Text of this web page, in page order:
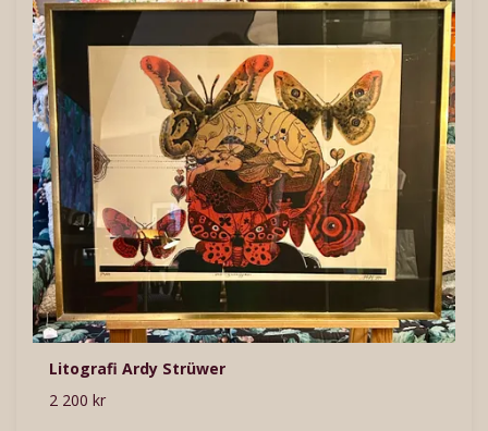
Litografi Ardy Strüwer
2 200 kr